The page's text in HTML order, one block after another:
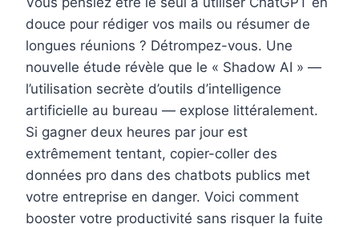
a
c
e
b
o
o
k
i
n
t
e
r
e
s
t
i
n
k
e
d
I
n
u
m
b
l
r
m
a
i
l
douce pour rédiger vos mails ou résumer de
longues réunions ? Détrompez-vous. Une
nouvelle étude révèle que le « Shadow AI » —
l’utilisation secrète d’outils d’intelligence
artificielle au bureau — explose littéralement.
Si gagner deux heures par jour est
extrêmement tentant, copier-coller des
données pro dans des chatbots publics met
votre entreprise en danger. Voici comment
booster votre productivité sans risquer la fuite